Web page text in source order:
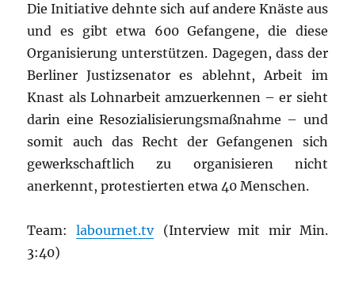
Die Initiative dehnte sich auf andere Knäste aus
und es gibt etwa 600 Gefangene, die diese
Organisierung unterstützen. Dagegen, dass der
Berliner Justizsenator es ablehnt, Arbeit im
Knast als Lohnarbeit amzuerkennen – er sieht
darin eine Resozialisierungsmaßnahme – und
somit auch das Recht der Gefangenen sich
gewerkschaftlich zu organisieren nicht
anerkennt, protestierten etwa 40 Menschen.
Team:labournet.tv(Interview mit mir Min.
3:40)